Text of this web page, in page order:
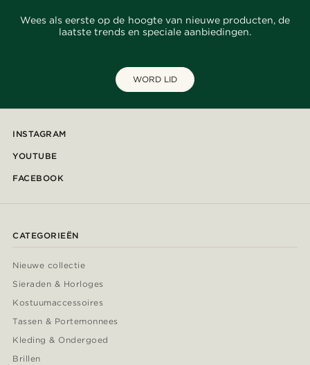
Wees als eerste op de hoogte van nieuwe producten, de
laatste trends en speciale aanbiedingen.
WORD LID
INSTAGRAM
YOUTUBE
FACEBOOK
CATEGORIEËN
Nieuwe collectie
Sieraden & Horloges
Kostuumaccessoires
Tassen & Portemonnees
Kleding & Ondergoed
Brillen